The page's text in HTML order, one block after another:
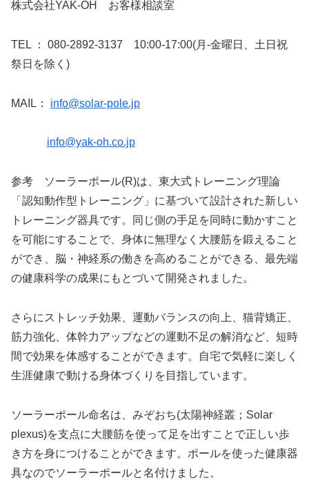
株式会社YAK-OH お客様相談室
TEL ： 080-2892-3137 10:00-17:00(月-金曜日、土日祝
祭日を除く)
MAIL： info@solar-pole.jp
info@yak-oh.co.jp
参考 ソーラーポール(R)は、東大式トレーニング理論
「認知動作型トレーニング」に基づいて設計された新しい
トレーニング器具です。同じ側の手足を同時に動かすこと
を可能にすることで、身体に無理なく大腰筋を鍛えること
ができ、脳・神経系の働きを高めることができる、最先端
の健康科学の成果にもとづいて開発されました。
さらにストレッチ効果、運動バランスの向上、猫背矯正、
筋力強化、体幹力アップなどの運動不足の解消など、短時
間で効果を体感することができます。自宅で気軽に楽しく
生涯健康で動ける身体づくりを目指しています。
ソーラーポール命名は、みぞおち(太陽神経叢；Solar
plexus)を支点に大腰筋を使って足を出すことで正しい歩
き方を身につけることができます。ポールを使った健康器
具なのでソーラーポールと名付けました。